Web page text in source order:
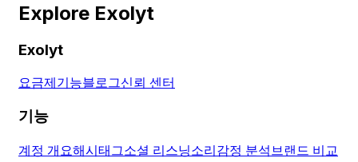
Explore Exolyt
Exolyt
요금제기능블로그신뢰 센터
기능
계정 개요해시태그소셜 리스닝소리감정 분석브랜드 비교